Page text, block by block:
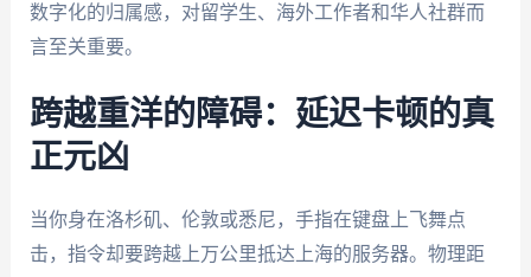
数字化的归属感，对留学生、海外工作者和华人社群而
言至关重要。
跨越重洋的障碍：延迟卡顿的真
正元凶
当你身在洛杉矶、伦敦或悉尼，手指在键盘上飞舞点
击，指令却要跨越上万公里抵达上海的服务器。物理距